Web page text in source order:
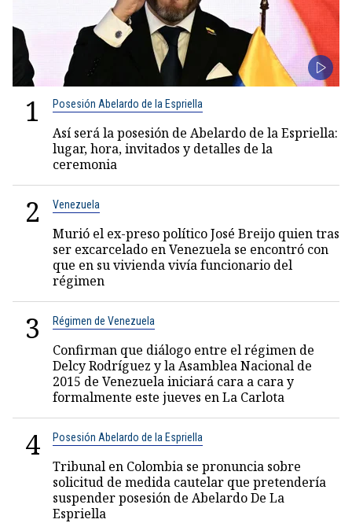
1 Posesión Abelardo de la Espriella
Así será la posesión de Abelardo de la Espriella:
lugar, hora, invitados y detalles de la
ceremonia
2 Venezuela
Murió el ex-preso político José Breijo quien tras
ser excarcelado en Venezuela se encontró con
que en su vivienda vivía funcionario del
régimen
3 Régimen de Venezuela
Confirman que diálogo entre el régimen de
Delcy Rodríguez y la Asamblea Nacional de
2015 de Venezuela iniciará cara a cara y
formalmente este jueves en La Carlota
4 Posesión Abelardo de la Espriella
Tribunal en Colombia se pronuncia sobre
solicitud de medida cautelar que pretendería
suspender posesión de Abelardo De La
Espriella